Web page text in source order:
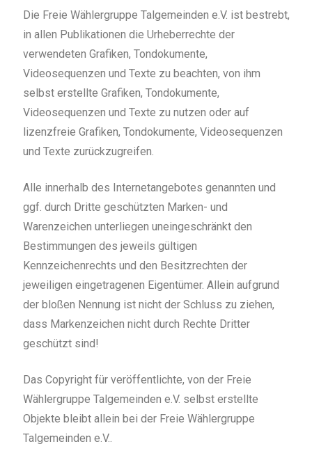
Die Freie Wählergruppe Talgemeinden e.V. ist bestrebt,
in allen Publikationen die Urheberrechte der
verwendeten Grafiken, Tondokumente,
Videosequenzen und Texte zu beachten, von ihm
selbst erstellte Grafiken, Tondokumente,
Videosequenzen und Texte zu nutzen oder auf
lizenzfreie Grafiken, Tondokumente, Videosequenzen
und Texte zurückzugreifen.
Alle innerhalb des Internetangebotes genannten und
ggf. durch Dritte geschützten Marken- und
Warenzeichen unterliegen uneingeschränkt den
Bestimmungen des jeweils gültigen
Kennzeichenrechts und den Besitzrechten der
jeweiligen eingetragenen Eigentümer. Allein aufgrund
der bloßen Nennung ist nicht der Schluss zu ziehen,
dass Markenzeichen nicht durch Rechte Dritter
geschützt sind!
Das Copyright für veröffentlichte, von der Freie
Wählergruppe Talgemeinden e.V. selbst erstellte
Objekte bleibt allein bei der Freie Wählergruppe
Talgemeinden e.V..